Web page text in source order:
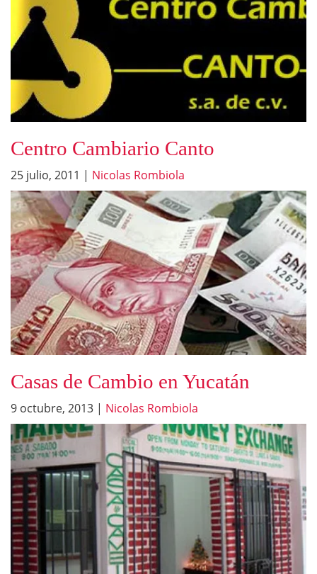
Centro Cambiario Canto
25 julio, 2011 | Nicolas Rombiola
Casas de Cambio en Yucatán
9 octubre, 2013 | Nicolas Rombiola